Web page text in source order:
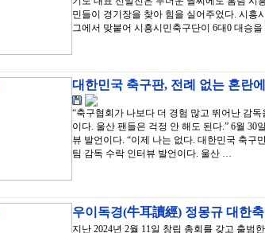
민들이 경기장을 찾아 힘을 실어주었다. 시흥
그에서 맞붙어 시흥시민축구단이 6대0 대승
대한민국 축구판, 전례 없는 혼란
“축구협회가 나보다 더 경험 많고 뛰어난 감
이다. 울산 팬들은 걱정 안 해도 된다.” 6월 30
뷰 발언이다. “이제 나는 없다. 대한민국 축구
팀 감독 수락 인터뷰 발언이다. 울산 …
우이독경(牛耳讀經) 정몽규 대한
지난 2024년 2월 11일 창립 총회를 갖고 출범